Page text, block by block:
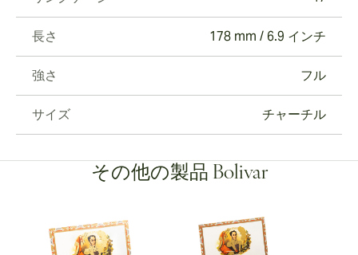
長さ 178 mm / 6.9 インチ
強さ フル
サイズ チャーチル
その他の製品 Bolivar